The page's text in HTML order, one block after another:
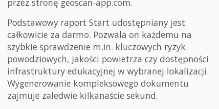
przez stronę geoscan-app.com.
Podstawowy raport Start udostępniany jest
całkowicie za darmo. Pozwala on każdemu na
szybkie sprawdzenie m.in. kluczowych ryzyk
powodziowych, jakości powietrza czy dostępności
infrastruktury edukacyjnej w wybranej lokalizacji.
Wygenerowanie kompleksowego dokumentu
zajmuje zaledwie kilkanaście sekund.